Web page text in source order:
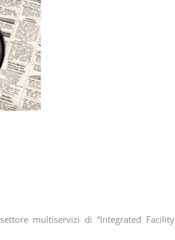
multiservizi di “Integrated Facility